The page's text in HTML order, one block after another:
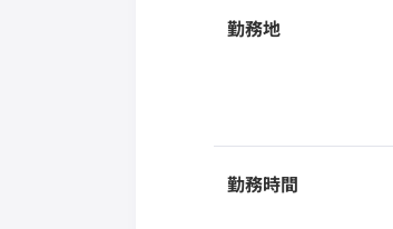
勤務地
勤務時間